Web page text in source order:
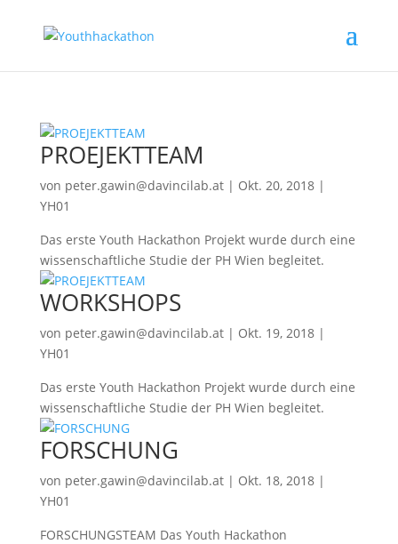
PROEJEKTTEAM
von peter.gawin@davincilab.at| Okt. 20, 2018|
YH01
Das erste Youth Hackathon Projekt wurde durch eine
wissenschaftliche Studie der PH Wien begleitet.
WORKSHOPS
von peter.gawin@davincilab.at| Okt. 19, 2018|
YH01
Das erste Youth Hackathon Projekt wurde durch eine
wissenschaftliche Studie der PH Wien begleitet.
FORSCHUNG
von peter.gawin@davincilab.at| Okt. 18, 2018|
YH01
FORSCHUNGSTEAM Das Youth Hackathon